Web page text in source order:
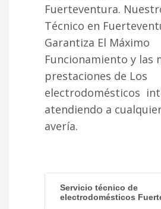
Fuerteventura.
Técnico en
Garantiza El Máximo
Funcionamiento y las
prestaciones de Los
electrodomésticos
atendiendo a
avería.
Servicio técnico de
electrodomésticos